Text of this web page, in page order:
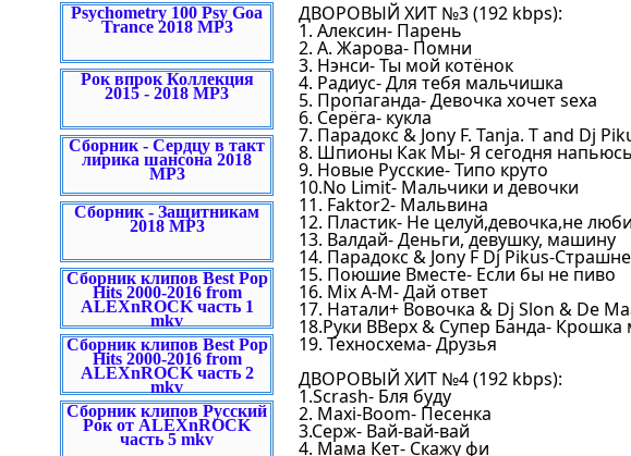
Psychometry 100 Psy Goa
Trance 2018 MP3
Рок впрок Коллекция
2015 - 2018 MP3
Сборник - Сердцу в такт
лирика шансона 2018
MP3
Сборник - Защитникам
2018 MP3
Сборник клипов Best Pop
Hits 2000-2016 from
ALEXnROCK часть 1
mkv
Сборник клипов Best Pop
Hits 2000-2016 from
ALEXnROCK часть 2
mkv
Сборник клипов Русский
Рок от ALEXnROCK
часть 5 mkv
ДВОРОВЫЙ ХИТ №3 (192 kbps):
1. Алексин- Парень
2. А. Жарова- Помни
3. Нэнси- Ты мой котёнок
4. Радиус- Для тебя мальчишка
5. Пропаганда- Девочка хочет sexa
6. Серёга- кукла
7. Парадокс & Jony F. Tanja. T and Dj
8. Шпионы Как Мы- Я сегодня напьюсь
9. Новые Русские- Типо круто
10.No Limit- Мальчики и девочки
11. Faktor2- Мальвина
12. Пластик- Не целуй,девочка,не люби
13. Валдай- Деньги, девушку, машину
14. Парадокс & Jony F Dj Pikus-
15. Поюшие Вместе- Если бы не пиво
16. Mix A-M- Дай ответ
17. Натали+ Вовочка & Dj Slon & De
18.Руки ВВерх & Супер Банда- Крошка
19. Техносхема- Друзья
ДВОРОВЫЙ ХИТ №4 (192 kbps):
1.Scrash- Бля буду
2. Maxi-Boom- Песенка
3.Серж- Вай-вай-вай
4. Мама Кет- Скажу фи